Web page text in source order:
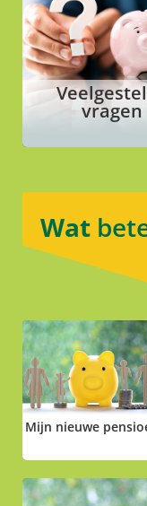
vragen
Wat
Mijn nieuwe